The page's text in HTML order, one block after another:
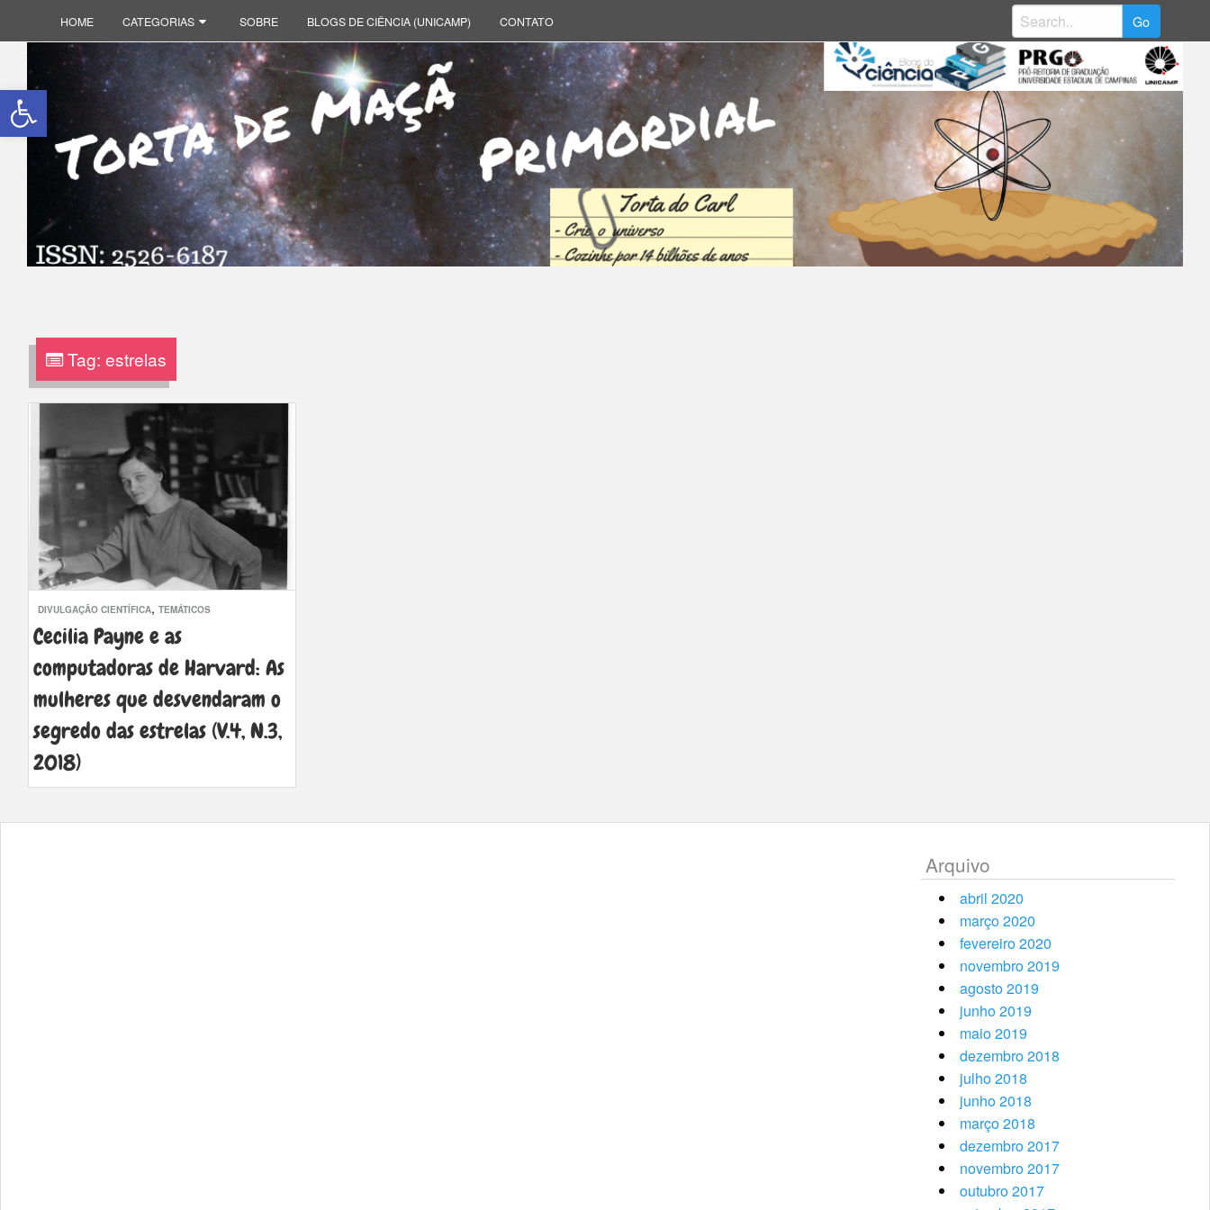
Abrir a barra de ferramentas
Torta de Maçã Primordial
HOME CATEGORIAS SOBRE BLOGS DE CIÊNCIA (UNICAMP) CONTATO
Tag: estrelas
DIVULGAÇÃO CIENTÍFICA, TEMÁTICOS
Cecilia Payne e as
computadoras de Harvard: As
mulheres que desvendaram o
segredo das estrelas (V.4, N.3,
2018)
Arquivo
abril 2020
março 2020
fevereiro 2020
novembro 2019
agosto 2019
junho 2019
maio 2019
dezembro 2018
julho 2018
junho 2018
março 2018
dezembro 2017
novembro 2017
outubro 2017